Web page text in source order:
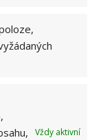
Vždy aktivní